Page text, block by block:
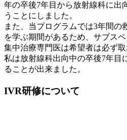
年の卒後7年目から放射線科に出
うことにしました。
また、当プログラムでは3年間の
を学ぶ期間があるため、サブス
集中治療専門医は希望者は必ず
私は放射線科出向中の卒後7年目
ることが出来ました。
IVR研修について